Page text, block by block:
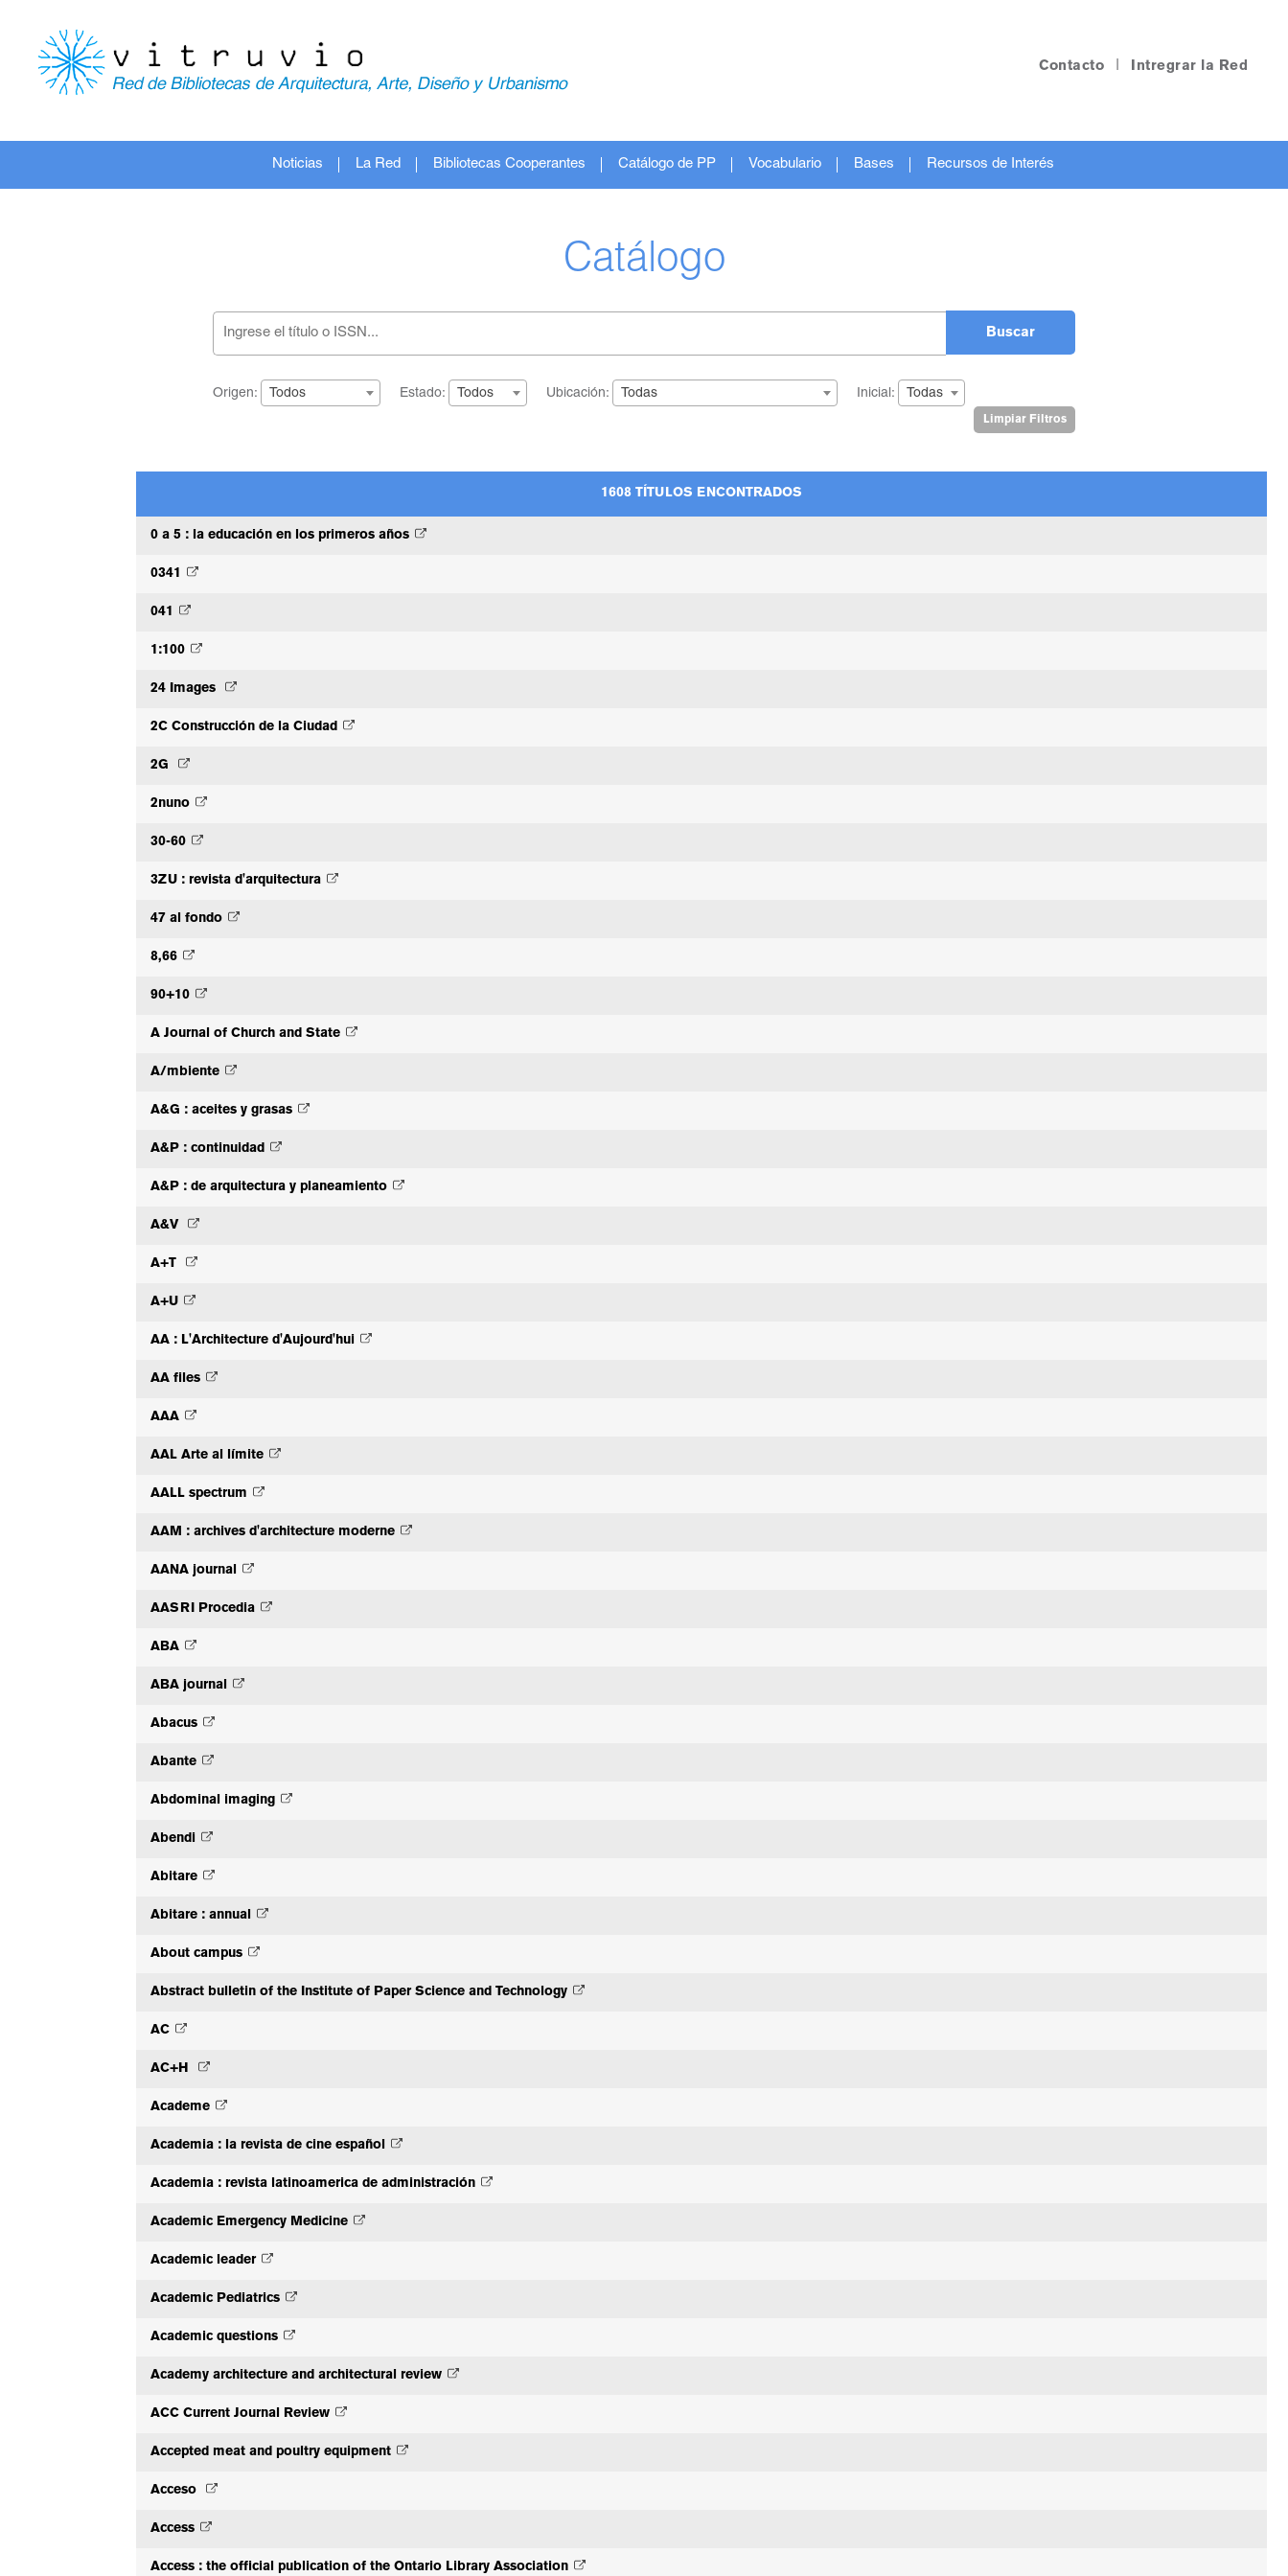
Contacto | Intregrar la Red
Noticias La Red Bibliotecas Cooperantes Catálogo de PP Vocabulario Bases Recursos de Interés
Catálogo
Buscar
Origen: Todos Estado: Todos Ubicación: Todas Inicial: Todas
Limpiar Filtros
1608 TÍTULOS ENCONTRADOS
0 a 5 : la educación en los primeros años
0341
041
1:100
24 Images
2C Construcción de la Ciudad
2G
2nuno
30-60
3ZU : revista d'arquitectura
47 al fondo
8,66
90+10
A Journal of Church and State
A/mbiente
A&G : aceites y grasas
A&P : continuidad
A&P : de arquitectura y planeamiento
A&V
A+T
A+U
AA : L'Architecture d'Aujourd'hui
AA files
AAA
AAL Arte al límite
AALL spectrum
AAM : archives d'architecture moderne
AANA journal
AASRI Procedia
ABA
ABA journal
Abacus
Abante
Abdominal imaging
Abendi
Abitare
Abitare : annual
About campus
Abstract bulletin of the Institute of Paper Science and Technology
AC
AC+H
Academe
Academia : la revista de cine español
Academia : revista latinoamerica de administración
Academic Emergency Medicine
Academic leader
Academic Pediatrics
Academic questions
Academy architecture and architectural review
ACC Current Journal Review
Accepted meat and poultry equipment
Acceso
Access
Access : the official publication of the Ontario Library Association